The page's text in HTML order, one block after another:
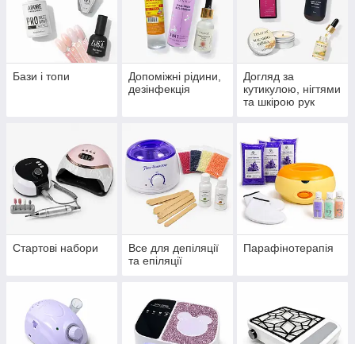
Бази і топи
Допоміжні рідини,
дезінфекція
Догляд за
кутикулою, нігтями
та шкірою рук
Стартові набори
Все для депіляції
та епіляції
Парафінотерапія